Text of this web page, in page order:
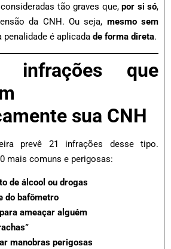
tão graves que,por si só,
da CNH. Ou seja, mesmo sem
penalidade é aplicada de forma direta.
infrações que
sua CNH
prevê 21 infrações desse tipo.
mais comuns e perigosas:
de álcool ou drogas
do bafômetro
ameaçar alguém
manobras perigosas